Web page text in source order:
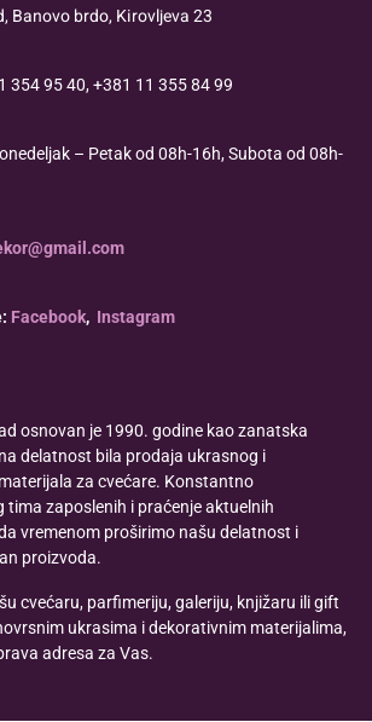
Banovo brdo, Kirovljeva 23
354 95 40, +381 11 355 84 99
– Petak od 08h-16h, Subota od 08h-
Facebook, Instagram
osnovan je 1990. godine kao zanatska
delatnost bila prodaja ukrasnog i
za cvećare. Konstantno
tima zaposlenih i praćenje aktuelnih
vremenom proširimo našu delatnost i
proizvoda.
cvećaru, parfimeriju, galeriju, knjižaru ili gift
ukrasima i dekorativnim materijalima,
adresa za Vas.